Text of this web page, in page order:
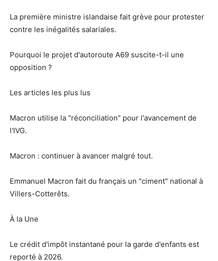
La première ministre islandaise fait grève pour protester
contre les inégalités salariales.
Pourquoi le projet d'autoroute A69 suscite-t-il une
opposition ?
Les articles les plus lus
Macron utilise la "réconciliation" pour l'avancement de
l'IVG.
Macron : continuer à avancer malgré tout.
Emmanuel Macron fait du français un "ciment" national à
Villers-Cotterêts.
À la Une
Le crédit d'impôt instantané pour la garde d'enfants est
reporté à 2026.